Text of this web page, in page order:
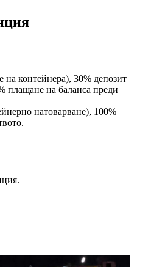
на контейнера), 30% депозит
плащане на баланса преди
натоварване), 100%